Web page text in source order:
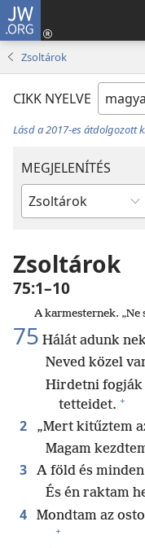
JW.ORG
Zsoltárok
CIKK NYELVE
Lásd a 2017-es átdolgozott
MEGJELENÍTÉS
Bibliai
Zsoltárok
75:1–10
A karmesternek. „Ne
75 Hálát adunk
Neved közel
Hirdetni fogják
tetteidet. +
2 „Mert kitűztem
Magam
3 A föld és
És én raktam
4 Mondtam az
+